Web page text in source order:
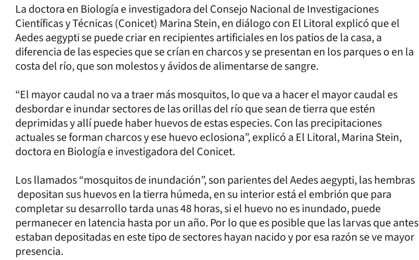
La doctora en Biología e investigadora del Consejo Nacional de Investigaciones
Científicas y Técnicas (Conicet) Marina Stein, en diálogo con El Litoral explicó que el
Aedes aegypti se puede criar en recipientes artificiales en los patios de la casa, a
diferencia de las especies que se crían en charcos y se presentan en los parques o en la
costa del río, que son molestos y ávidos de alimentarse de sangre.
“El mayor caudal no va a traer más mosquitos, lo que va a hacer el mayor caudal es
desbordar e inundar sectores de las orillas del río que sean de tierra que estén
deprimidas y allí puede haber huevos de estas especies. Con las precipitaciones
actuales se forman charcos y ese huevo eclosiona”, explicó a El Litoral, Marina Stein,
doctora en Biología e investigadora del Conicet.
Los llamados “mosquitos de inundación”, son parientes del Aedes aegypti, las hembras
depositan sus huevos en la tierra húmeda, en su interior está el embrión que para
completar su desarrollo tarda unas 48 horas, si el huevo no es inundado, puede
permanecer en latencia hasta por un año. Por lo que es posible que las larvas que antes
estaban depositadas en este tipo de sectores hayan nacido y por esa razón se ve mayor
presencia.